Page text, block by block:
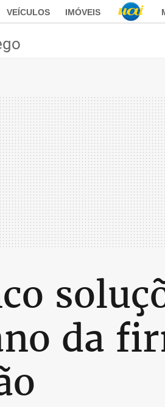
VEÍCULOS IMÓVEIS
da